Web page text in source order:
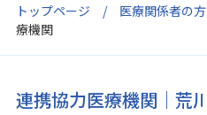
トップページ 医療関係者の方
療機関
連携協力医療機関｜荒